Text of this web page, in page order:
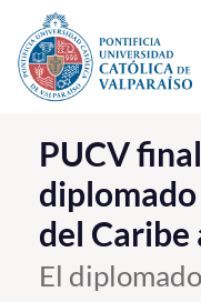
Click acá para ir
La Universidad
Investigación,
PUCV Internacional
Vinculación con el
PUCV
del
El